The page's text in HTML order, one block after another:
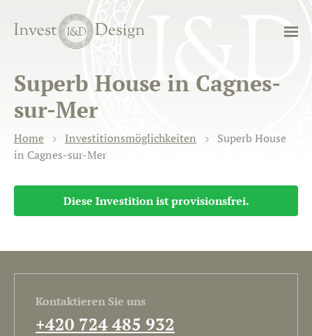
Superb House in Cagnes-
sur-Mer
Home Investitionsmöglichkeiten
Superb House
in Cagnes-sur-Mer
Diese Investition ist provisionsfrei.
Kontaktieren Sie uns
+420 724 485 932